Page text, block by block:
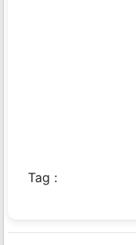
Tag :